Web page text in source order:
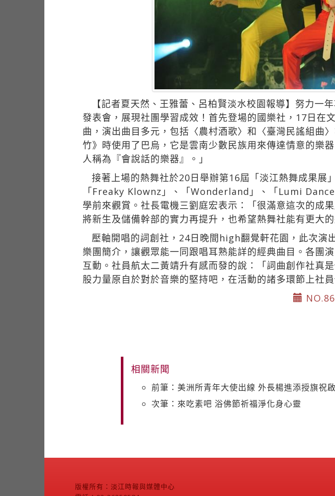
【記者夏天然、王雅蕾、呂柏賢淡水校園報導】努力一
發表會，展現社團學習成效！首先登場的國樂社，17日在
曲，演出曲目多元，包括〈農村酒歌〉和〈臺灣民謠組曲
竹》時使用了巴烏，它是雲南少數民族用來傳達情意的樂
人稱為『會說話的樂器』。」
接著上場的熱舞社於20日舉辦第16屆「淡江熱舞成果展
「Freaky Klownz」、「Wonderland」、「Lumi
學前來觀賞。社長電機三劉庭宏表示：「很滿意這次的成
將新生及儲備幹部的實力再提升，也希望熱舞社能有更大的
壓軸開唱的詞創社，24日晚間high翻覺軒花園，此次演
樂團簡介，讓觀眾能一同跟唱耳熟能詳的經典曲目。各團
互動。社員航太二黃靖升有感而發的說：「詞曲創作社真
股力量原自於對於音樂的堅持吧，在活動的諸多環節上社
相關新聞
前筆：美洲所青年大使出線 外長楊進添授旗祝
次筆：來吃素吧 浴佛節祈福淨化身心靈
版權所有：淡江時報與媒體中心